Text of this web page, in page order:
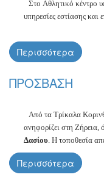
Στο Αθλητικό κέντρο
υπηρεσίες εστίασης και
Περισσότερα
ΠΡΟΣΒΑΣΗ
Από τα Τρίκαλα
ανηφορίζει στη Ζήρεια,
Δασίου. Η τοποθεσία
Περισσότερα